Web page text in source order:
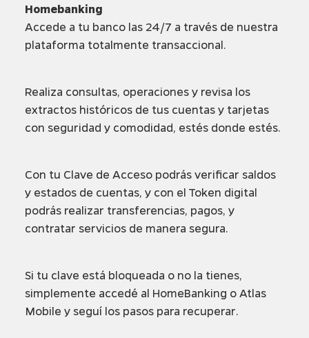
Homebanking
Accede a tu banco las 24/7 a través de nuestra
plataforma totalmente transaccional.
Realiza consultas, operaciones y revisa los
extractos históricos de tus cuentas y tarjetas
con seguridad y comodidad, estés donde estés.
Con tu Clave de Acceso podrás verificar saldos
y estados de cuentas, y con el Token digital
podrás realizar transferencias, pagos, y
contratar servicios de manera segura.
Si tu clave está bloqueada o no la tienes,
simplemente accedé al HomeBanking o Atlas
Mobile y seguí los pasos para recuperar.